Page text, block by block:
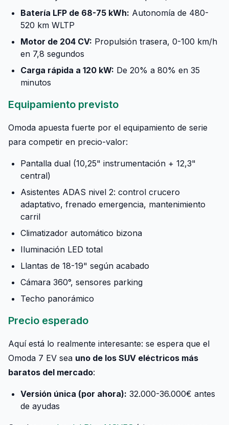
Batería LFP de 68-75 kWh: Autonomía de 480-
520 km WLTP
Motor de 204 CV: Propulsión trasera, 0-100 km/h
en 7,8 segundos
Carga rápida a 120 kW: De 20% a 80% en 35
minutos
Equipamiento previsto
Omoda apuesta fuerte por el equipamiento de serie
para competir en precio-valor:
Pantalla dual (10,25" instrumentación + 12,3"
central)
Asistentes ADAS nivel 2: control crucero
adaptativo, frenado emergencia, mantenimiento
carril
Climatizador automático bizona
Iluminación LED total
Llantas de 18-19" según acabado
Cámara 360°, sensores parking
Techo panorámico
Precio esperado
Aquí está lo realmente interesante: se espera que el
Omoda 7 EV sea uno de los SUV eléctricos más
baratos del mercado:
Versión única (por ahora): 32.000-36.000€ antes
de ayudas